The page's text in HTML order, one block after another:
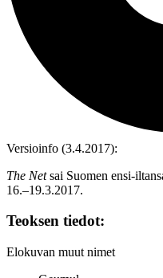
Versioinfo (3.4.2017):
The Netsai Suomen ensi-
16.–19.3.2017.
Teoksen tiedot:
Elokuvan muut nimet